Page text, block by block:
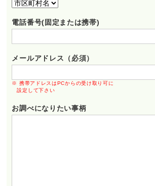
電話番号(固定または携帯)
メールアドレス（必須）
※ 携帯アドレスはPCからの受け取り可に
設定して下さい
お調べになりたい事柄